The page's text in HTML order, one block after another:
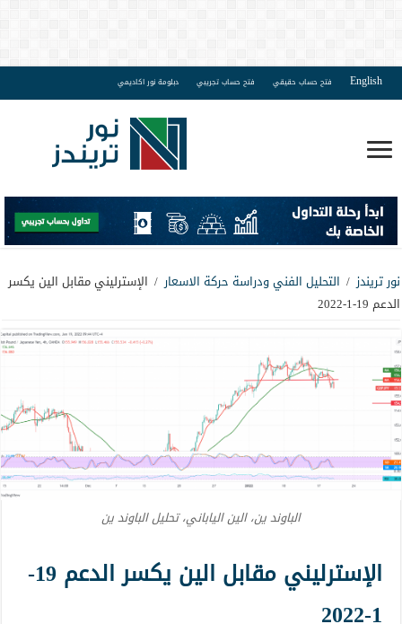
English فتح حساب حقيقي فتح حساب تجريبي دبلومة نور اكاديمي
نور تريندز / التحليل الفني ودراسة حركة الاسعار / الإسترليني مقابل الين يكسر
الدعم 19-1-2022
الباوند ين، الين الياباني، تحليل الباوند ين
الإسترليني مقابل الين يكسر الدعم 19-
1-2022